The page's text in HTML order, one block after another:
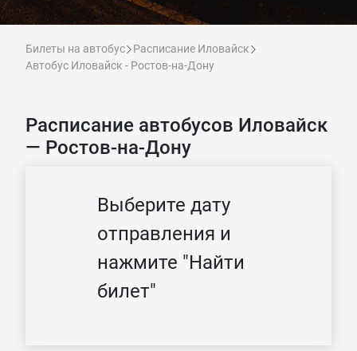
Билеты на автобус
Расписание Иловайск
Автобус Иловайск - Ростов-на-Дону
Расписание автобусов Иловайск
— Ростов-на-Дону
Выберите дату
отправления и
нажмите "Найти
билет"